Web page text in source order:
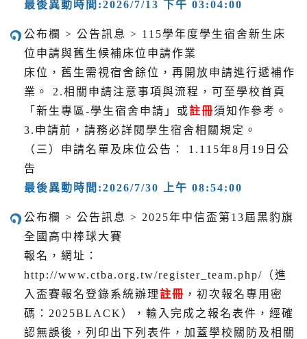
最後異動時間:2026/7/13 下午 03:04:00
公布欄 > 公告訊息 > 115學年度學生宿舍新生床
位申請與舊生候補床位申請作業
床位，舊生需視宿舍餘位，再開放申請進行遞補作
業。 2.相關申請注意事項與流程，可至學校首頁
「新生專區-學生宿舍申請」或註冊須知作參考。
3.申請前，請務必詳閱學生宿舍相關規定。
（三）申請名單及床位公告： 1.115年8月19日公
告
最後異動時間:2026/7/30 上午 08:54:00
公布欄 > 公告訊息 > 2025年中信盃第13屆黑豹旗
全國高中棒球大賽
報名，網址：
http://www.ctba.org.tw/register_team.php/（進
入盃賽報名登錄系統辦理註冊 ，初次報名專用密
碼：2025BLACK），輸入完成之報名表件，經確
認無誤後，列印出下列表件，加蓋學校關防及相關